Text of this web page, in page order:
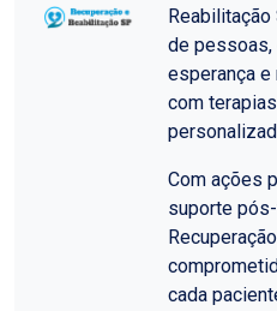
Reabilitação
de pessoas,
esperança
com
Com ações
suporte
cada